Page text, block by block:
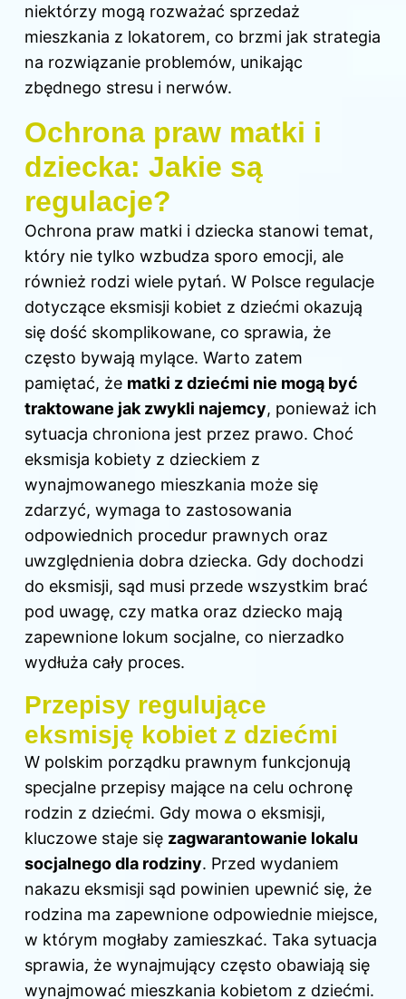
niektórzy mogą rozważać sprzedaż
mieszkania z lokatorem, co brzmi jak strategia
na rozwiązanie problemów, unikając
zbędnego stresu i nerwów.
Ochrona praw matki i
dziecka: Jakie są
regulacje?
Ochrona praw matki i dziecka stanowi temat,
który nie tylko wzbudza sporo emocji, ale
również rodzi wiele pytań. W Polsce regulacje
dotyczące eksmisji kobiet z dziećmi okazują
się dość skomplikowane, co sprawia, że
często bywają mylące. Warto zatem
pamiętać, że matki z dziećmi nie mogą być
traktowane jak zwykli najemcy, ponieważ ich
sytuacja chroniona jest przez prawo. Choć
eksmisja kobiety z dzieckiem z
wynajmowanego mieszkania może się
zdarzyć, wymaga to zastosowania
odpowiednich procedur prawnych oraz
uwzględnienia dobra dziecka. Gdy dochodzi
do eksmisji, sąd musi przede wszystkim brać
pod uwagę, czy matka oraz dziecko mają
zapewnione lokum socjalne, co nierzadko
wydłuża cały proces.
Przepisy regulujące
eksmisję kobiet z dziećmi
W polskim porządku prawnym funkcjonują
specjalne przepisy mające na celu ochronę
rodzin z dziećmi. Gdy mowa o eksmisji,
kluczowe staje się zagwarantowanie lokalu
socjalnego dla rodziny. Przed wydaniem
nakazu eksmisji sąd powinien upewnić się, że
rodzina ma zapewnione odpowiednie miejsce,
w którym mogłaby zamieszkać. Taka sytuacja
sprawia, że wynajmujący często obawiają się
wynajmować mieszkania kobietom z dziećmi.